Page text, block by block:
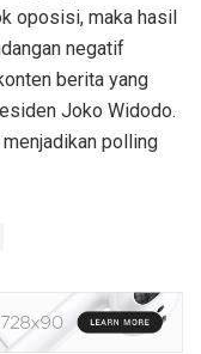
oposisi, maka hasil
negatif
berita yang
Joko Widodo.
polling